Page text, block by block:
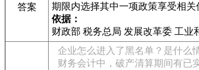
答案
期限内选择其中一项政策享受相关
依据：
财政部 税务总局 发展改革委 工
企业怎么进入了黑名单？是什么
财务会计中，破产清算期间有已